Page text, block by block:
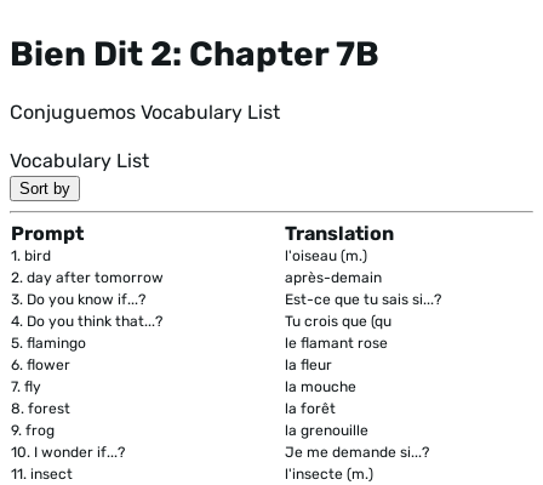
Bien Dit 2: Chapter 7B
Conjuguemos Vocabulary List
Vocabulary List
Sort by
Prompt Translation
1. bird
l'oiseau (m.)
2. day after tomorrow
après-demain
3. Do you know if...?
Est-ce que tu sais si...?
4. Do you think that...?
Tu crois que (qu
5. flamingo
le flamant rose
6. flower
la fleur
7. fly
la mouche
8. forest
la forêt
9. frog
la grenouille
10. I wonder if...?
Je me demande si...?
11. insect
l'insecte (m.)